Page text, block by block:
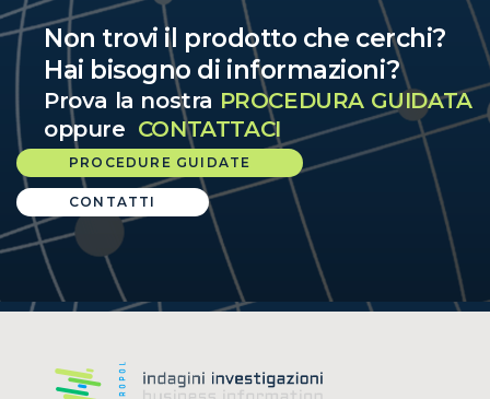
Non trovi il prodotto che cerchi?
Hai bisogno di informazioni?
Prova la nostra PROCEDURA GUIDATA
oppure CONTATTACI
PROCEDURE GUIDATE
CONTATTI